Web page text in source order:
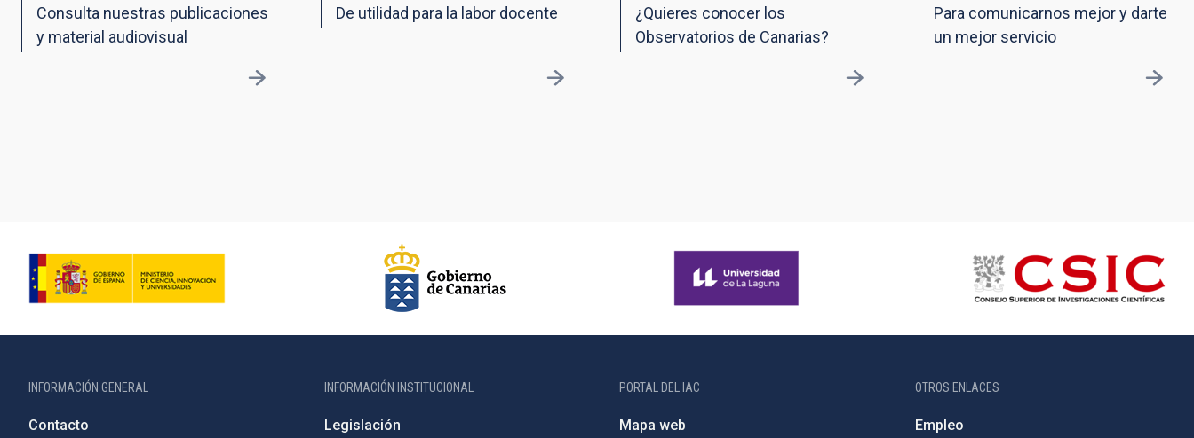
Consulta nuestras publicaciones
y material audiovisual
De utilidad para la labor docente
¿Quieres conocer los
Observatorios de Canarias?
Para comunicarnos mejor y darte
un mejor servicio
INFORMACIÓN GENERAL
Contacto
INFORMACIÓN INSTITUCIONAL
Legislación
PORTAL DEL IAC
Mapa web
OTROS ENLACES
Empleo